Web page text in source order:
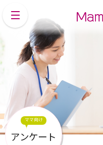
ママ向け
アンケート